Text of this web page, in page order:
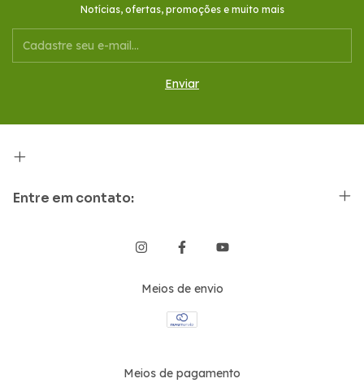
Notícias, ofertas, promoções e muito mais
Entre em contato:
Meios de envio
Meios de pagamento